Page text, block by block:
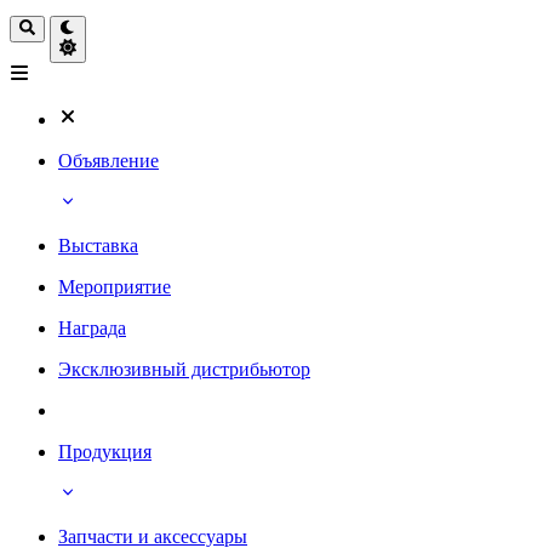
Объявление
Выставка
Мероприятие
Награда
Эксклюзивный дистрибьютор
Продукция
Запчасти и аксессуары